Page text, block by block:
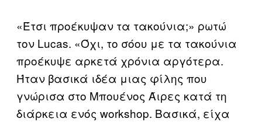
«Έτσι προέκυψαν τα τακούνια;» ρωτώ
τον Lucas. «Όχι, το σόου με τα τακούνια
προέκυψε αρκετά χρόνια αργότερα.
Ήταν βασικά ιδέα μιας φίλης που
γνώρισα στο Μπουένος Άιρες κατά τη
διάρκεια ενός workshop. Βασικά, είχα